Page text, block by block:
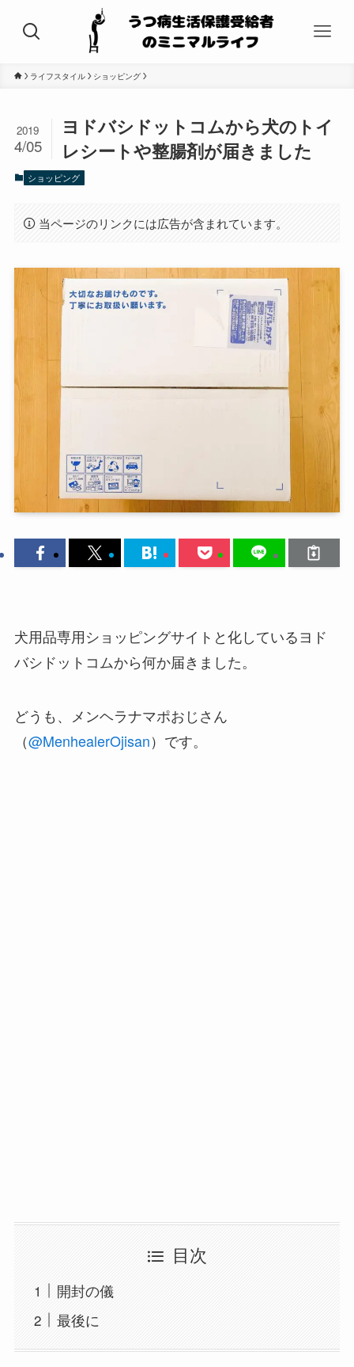
ライフスタイル ショッピング
ヨドバシドットコムから犬のトイ
レシートや整腸剤が届きました
2019
4/05
ショッピング
当ページのリンクには広告が含まれています。
犬用品専用ショッピングサイトと化しているヨド
バシドットコムから何か届きました。
どうも、メンヘラナマポおじさん
（@MenhealerOjisan）です。
目次
開封の儀
最後に